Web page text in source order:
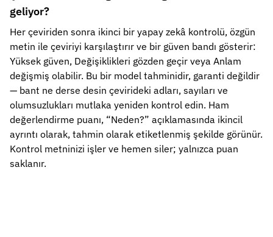
geliyor?
Her çeviriden sonra ikinci bir yapay zekâ kontrolü, özgün
metin ile çeviriyi karşılaştırır ve bir güven bandı gösterir:
Yüksek güven, Değişiklikleri gözden geçir veya Anlam
değişmiş olabilir. Bu bir model tahminidir, garanti değildir
— bant ne derse desin çevirideki adları, sayıları ve
olumsuzlukları mutlaka yeniden kontrol edin. Ham
değerlendirme puanı, “Neden?” açıklamasında ikincil
ayrıntı olarak, tahmin olarak etiketlenmiş şekilde görünür.
Kontrol metninizi işler ve hemen siler; yalnızca puan
saklanır.